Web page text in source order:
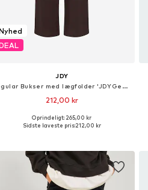
JDY
regular Bukser med lægfolder 'JDYGeggo'
212,00 kr
Oprindeligt: 265,00 kr
Sidste laveste pris:212,00 kr